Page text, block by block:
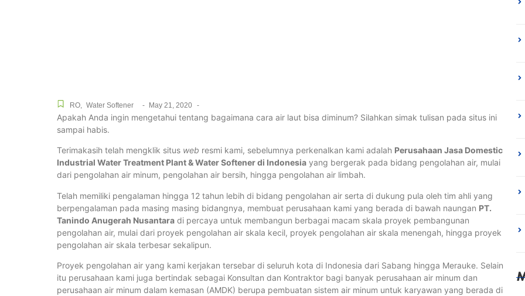
RO, Water Softener - May 21, 2020 -
Apakah Anda ingin mengetahui tentang bagaimana cara air laut bisa diminum? Silahkan simak tulisan pada situs ini
sampai habis.
Terimakasih telah mengklik situs web resmi kami, sebelumnya perkenalkan kami adalah Perusahaan Jasa Domestic
Industrial Water Treatment Plant & Water Softener di Indonesia yang bergerak pada bidang pengolahan air, mulai
dari pengolahan air minum, pengolahan air bersih, hingga pengolahan air limbah.
Telah memiliki pengalaman hingga 12 tahun lebih di bidang pengolahan air serta di dukung pula oleh tim ahli yang
berpengalaman pada masing masing bidangnya, membuat perusahaan kami yang berada di bawah naungan PT.
Tanindo Anugerah Nusantara di percaya untuk membangun berbagai macam skala proyek pembangunan
pengolahan air, mulai dari proyek pengolahan air skala kecil, proyek pengolahan air skala menengah, hingga proyek
pengolahan air skala terbesar sekalipun.
Proyek pengolahan air yang kami kerjakan tersebar di seluruh kota di Indonesia dari Sabang hingga Merauke. Selain
itu perusahaan kami juga bertindak sebagai Konsultan dan Kontraktor bagi banyak perusahaan air minum dan
perusahaan air minum dalam kemasan (AMDK) berupa pembuatan sistem air minum untuk karyawan yang berada di